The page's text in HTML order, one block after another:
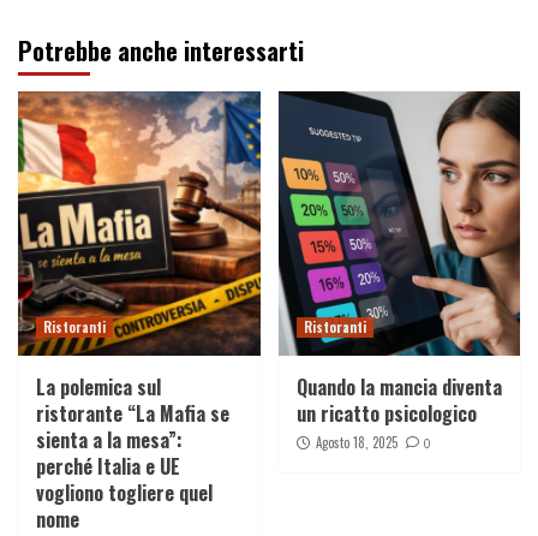
Potrebbe anche interessarti
Ristoranti
La polemica sul
ristorante “La Mafia se
sienta a la mesa”:
perché Italia e UE
vogliono togliere quel
nome
Ristoranti
Quando la mancia diventa
un ricatto psicologico
Agosto 18, 2025 0